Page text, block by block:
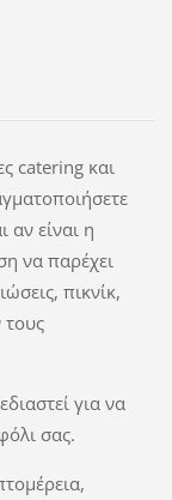
catering και
αν είναι η
να παρέχει
πικνίκ,
τους
για να
σας.